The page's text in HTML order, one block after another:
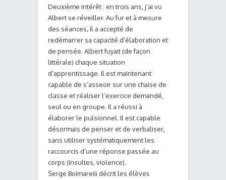
Deuxième intérêt : en trois ans, j’ai vu
Albert se réveiller. Au fur et à mesure
des séances, il a accepté de
redémarrer sa capacité d’élaboration et
de pensée. Albert fuyait (de façon
littérale) chaque situation
d’apprentissage. Il est maintenant
capable de s’asseoir sur une chaise de
classe et réaliser l’exercice demandé,
seul ou en groupe. Il a réussi à
élaborer le pulsionnel. Il est capable
désormais de penser et de verbaliser,
sans utiliser systématiquement les
raccourcis d’une réponse passée au
corps (insultes, violence).
Serge Boimareiii décrit les élèves